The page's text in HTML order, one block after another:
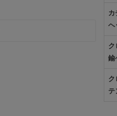
ヘ
ク
鍮
ク
テ